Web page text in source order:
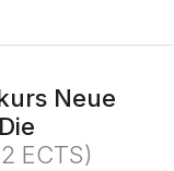
Neue
ECTS)